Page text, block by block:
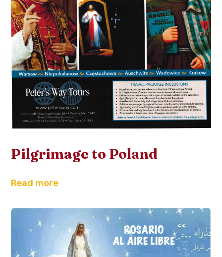
Pilgrimage to Poland
Read more